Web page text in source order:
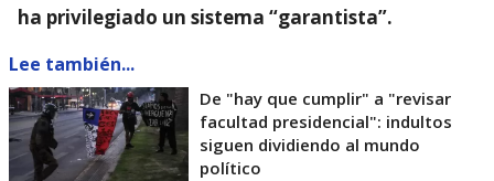
ha privilegiado un sistema “garantista”.
Lee también...
De "hay que cumplir" a "revisar
facultad presidencial": indultos
siguen dividiendo al mundo
político